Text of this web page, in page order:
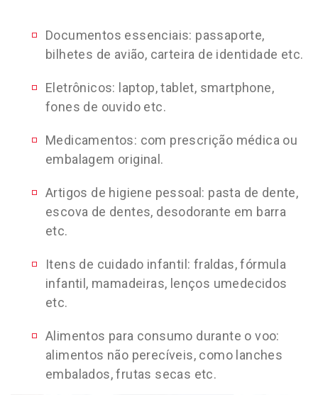
Documentos essenciais: passaporte,
bilhetes de avião, carteira de identidade etc.
Eletrônicos: laptop, tablet, smartphone,
fones de ouvido etc.
Medicamentos: com prescrição médica ou
embalagem original.
Artigos de higiene pessoal: pasta de dente,
escova de dentes, desodorante em barra
etc.
Itens de cuidado infantil: fraldas, fórmula
infantil, mamadeiras, lenços umedecidos
etc.
Alimentos para consumo durante o voo:
alimentos não perecíveis, como lanches
embalados, frutas secas etc.